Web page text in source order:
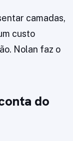
camadas,
custo
Nolan faz o
do